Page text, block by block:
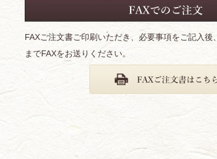
FAXご注文書ご印刷いただき、必要事項をご記入後、
までFAXをお送りください。